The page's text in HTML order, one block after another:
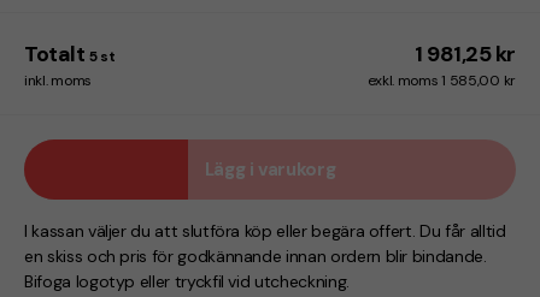
Totalt 5 st 1 981,25 kr
inkl. moms exkl. moms 1 585,00 kr
Lägg i varukorg
I kassan väljer du att slutföra köp eller begära offert. Du får alltid
en skiss och pris för godkännande innan ordern blir bindande.
Bifoga logotyp eller tryckfil vid utcheckning.